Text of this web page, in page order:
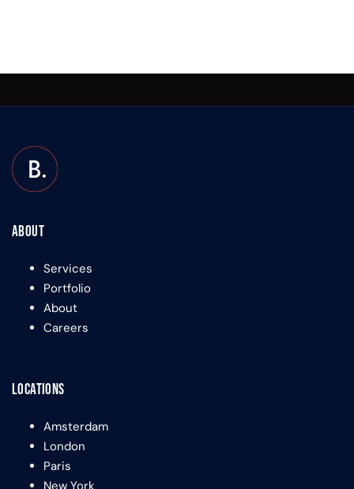
About
Services
Portfolio
About
Careers
Locations
Amsterdam
London
Paris
New York